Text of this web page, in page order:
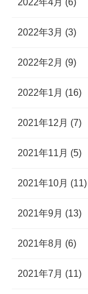
2022年4月 (6)
2022年3月 (3)
2022年2月 (9)
2022年1月 (16)
2021年12月 (7)
2021年11月 (5)
2021年10月 (11)
2021年9月 (13)
2021年8月 (6)
2021年7月 (11)